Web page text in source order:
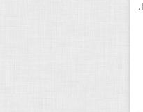
درک نوردهی – همراه با توضیح ISO،